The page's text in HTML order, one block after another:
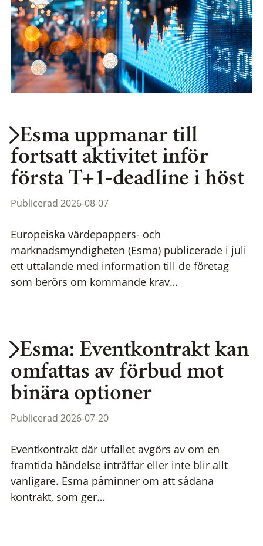
Esma uppmanar till
fortsatt aktivitet inför
första T+1-deadline i höst
Publicerad 2026-08-07
Europeiska värdepappers- och
marknadsmyndigheten (Esma) publicerade i juli
ett uttalande med information till de företag
som berörs om kommande krav…
Esma: Eventkontrakt kan
omfattas av förbud mot
binära optioner
Publicerad 2026-07-20
Eventkontrakt där utfallet avgörs av om en
framtida händelse inträffar eller inte blir allt
vanligare. Esma påminner om att sådana
kontrakt, som ger…